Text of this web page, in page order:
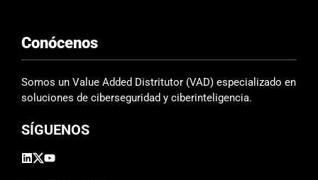
c
a
m
p
v
c
Conócenos
Somos un Value Added Distritutor (VAD) especializado en
soluciones de ciberseguridad y ciberinteligencia.
SÍGUENOS